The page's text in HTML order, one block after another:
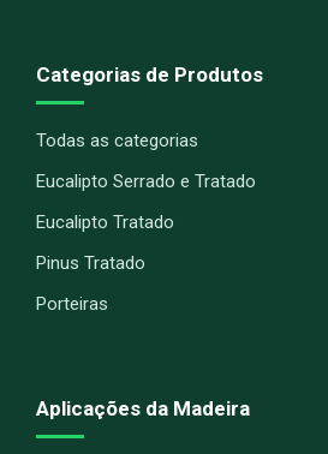
Categorias de Produtos
Todas as categorias
Eucalipto Serrado e Tratado
Eucalipto Tratado
Pinus Tratado
Porteiras
Aplicações da Madeira